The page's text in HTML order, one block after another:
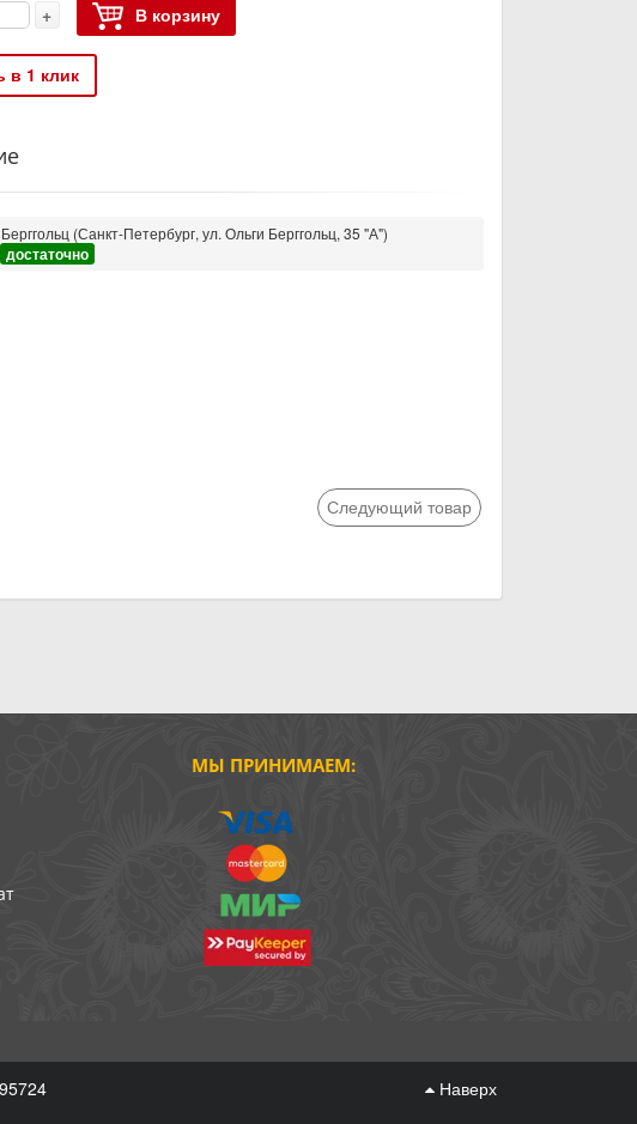
+ В корзину
в 1 клик
(Санкт-Петербург, ул. Ольги Берггольц, 35 "А")
достаточно
Следующий товар
МЫ ПРИНИМАЕМ:
Наверх